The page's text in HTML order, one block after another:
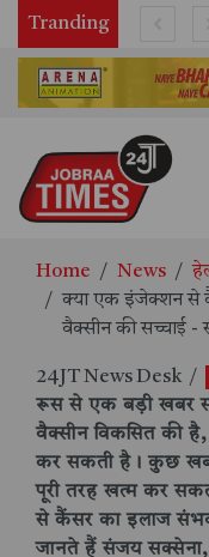
Tranding
Home News
क्या एक इंजेक्शन से
वैक्सीन की सच्चाई -
24JT News Desk /
रूस से एक बड़ी खबर
वैक्सीन विकसित की है,
कर सकती है। कुछ
पूरी तरह खत्म कर
से कैंसर का इलाज संभव
जानते हैं संजय सक्सेना,